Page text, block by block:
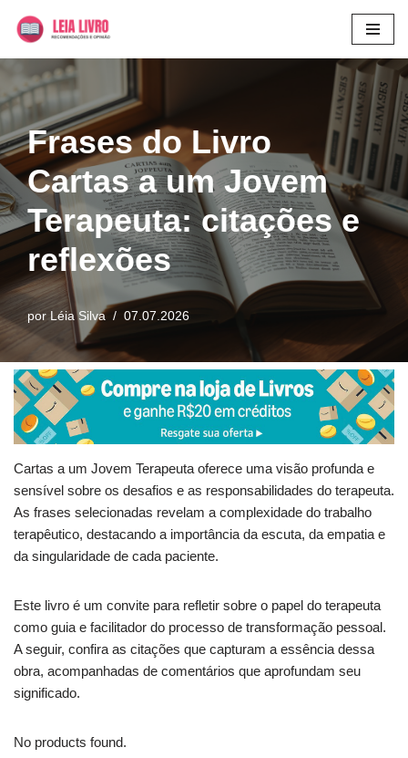
o
conteúdo
Frases do Livro
Cartas a um Jovem
Terapeuta: citações e
reflexões
por Léia Silva 07.07.2026
Cartas a um Jovem Terapeuta oferece uma visão profunda e
sensível sobre os desafios e as responsabilidades do terapeuta.
As frases selecionadas revelam a complexidade do trabalho
terapêutico, destacando a importância da escuta, da empatia e
da singularidade de cada paciente.
Este livro é um convite para refletir sobre o papel do terapeuta
como guia e facilitador do processo de transformação pessoal.
A seguir, confira as citações que capturam a essência dessa
obra, acompanhadas de comentários que aprofundam seu
significado.
No products found.